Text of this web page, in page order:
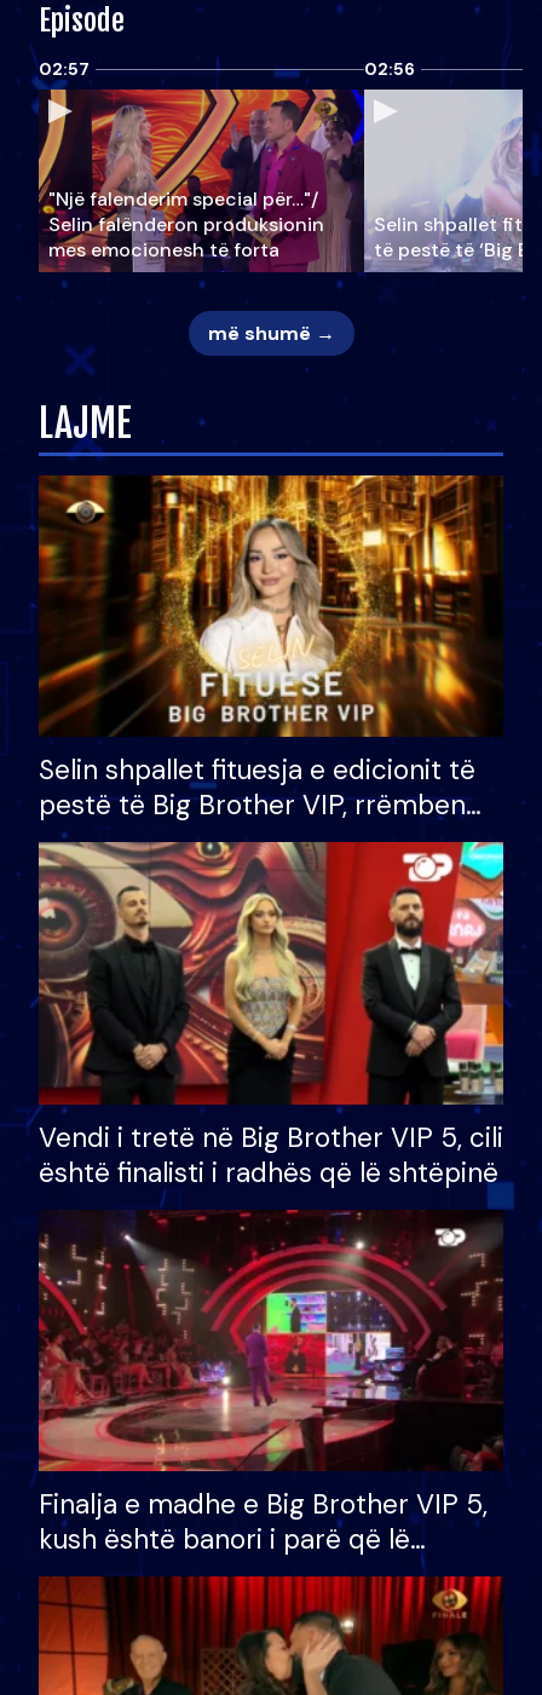
Episode
02:57
"Një falenderim special për…"/
Selin falënderon produksionin
mes emocionesh të forta
02:56
Selin shpallet
të pestë të ‘Big
më shumë →
LAJME
Selin shpallet fituesja e edicionit të
pestë të Big Brother VIP, rrëmben
çmimin e madh prej 100 mijë eurosh
Vendi i tretë në Big Brother VIP 5, cili
është finalisti i radhës që lë shtëpinë
Finalja e madhe e Big Brother VIP 5,
kush është banori i parë që lë
shtëpinë dhe humb mundësinë për
të fituar çmimin e madh